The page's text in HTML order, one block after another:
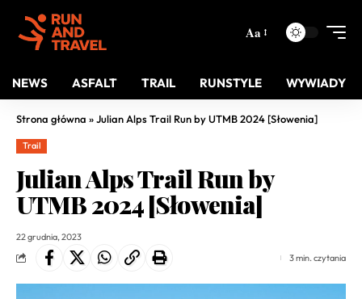
Aa
NEWS ASFALT TRAIL RUNSTYLE WYWIADY
Strona główna »Julian Alps Trail Run by UTMB 2024 [Słowenia]
Trail
Julian Alps Trail Run by
UTMB 2024 [Słowenia]
22 grudnia, 2023
3 min. czytania